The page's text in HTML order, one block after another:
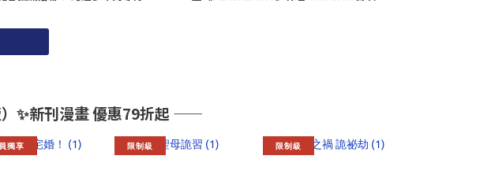
巫與仙子們共度最魔幻的一天
✨新刊漫畫 優惠79折起 ――
獨享 限制級 限制級